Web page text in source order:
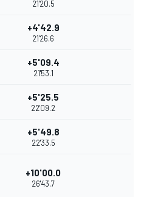
21'20.5
+4'42.9
21'26.6
+5'09.4
21'53.1
+5'25.5
22'09.2
+5'49.8
22'33.5
+10'00.0
26'43.7